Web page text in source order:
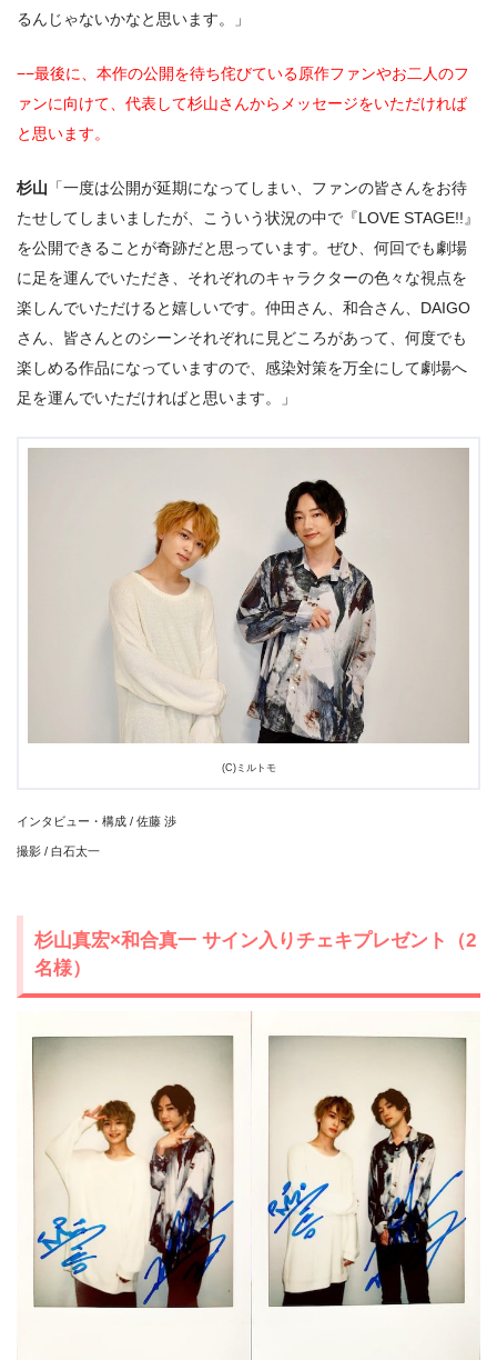
るんじゃないかなと思います。」
−−最後に、本作の公開を待ち侘びている原作ファンやお二人のフ
ァンに向けて、代表して杉山さんからメッセージをいただければ
と思います。
杉山 「一度は公開が延期になってしまい、ファンの皆さんをお待
たせしてしまいましたが、こういう状況の中で『LOVE STAGE!!』
を公開できることが奇跡だと思っています。ぜひ、何回でも劇場
に足を運んでいただき、それぞれのキャラクターの色々な視点を
楽しんでいただけると嬉しいです。仲田さん、和合さん、DAIGO
さん、皆さんとのシーンそれぞれに見どころがあって、何度でも
楽しめる作品になっていますので、感染対策を万全にして劇場へ
足を運んでいただければと思います。」
(C)ミルトモ
インタビュー・構成 / 佐藤 渉
撮影 / 白石太一
杉山真宏×和合真一 サイン入りチェキプレゼント（2
名様）